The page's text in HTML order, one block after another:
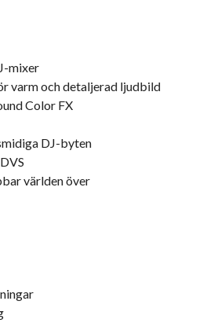
mixer
varm och detaljerad ljudbild
Color FX
DJ-byten
världen över